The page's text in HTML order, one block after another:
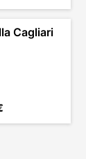
Cagliari